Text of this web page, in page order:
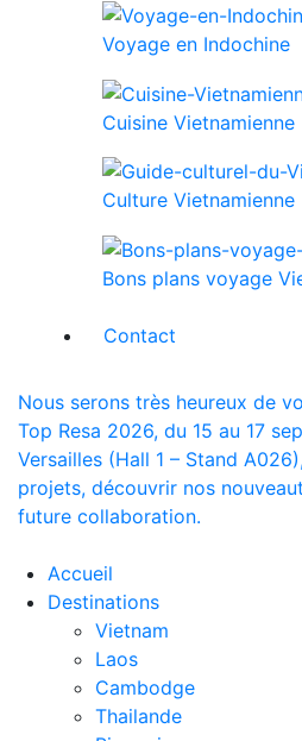
Voyage en Indochine
Cuisine Vietnamienne
Culture Vietnamienne
Bons plans voyage
Contact
Nous serons très heureux de
Top Resa 2026, du 15 au 17
Versailles (Hall 1 – Stand
projets, découvrir nos
future collaboration.
Accueil
Destinations
Vietnam
Laos
Cambodge
Thailande